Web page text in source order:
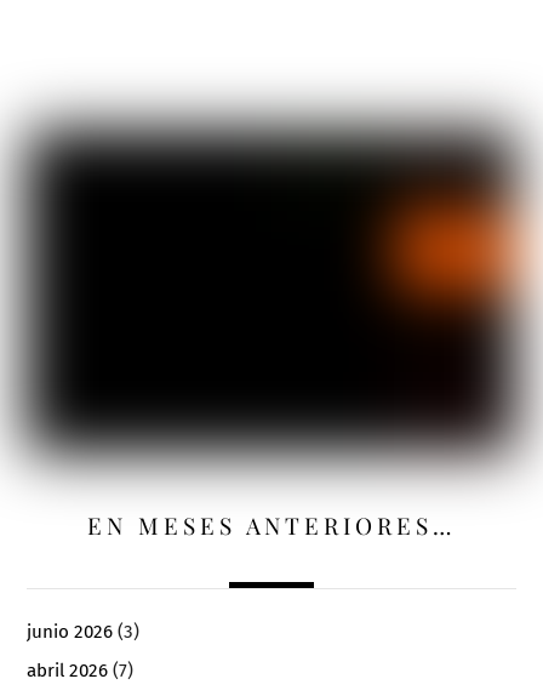
EN MESES ANTERIORES…
junio 2026 (3)
abril 2026 (7)